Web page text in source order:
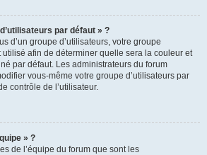
par défaut » ?
d’un groupe d’utilisateurs, votre groupe
utilisé afin de déterminer quelle sera la couleur et
par défaut. Les administrateurs du forum
vous-même votre groupe d’utilisateurs par
contrôle de l’utilisateur.
» ?
de l’équipe du forum que sont les